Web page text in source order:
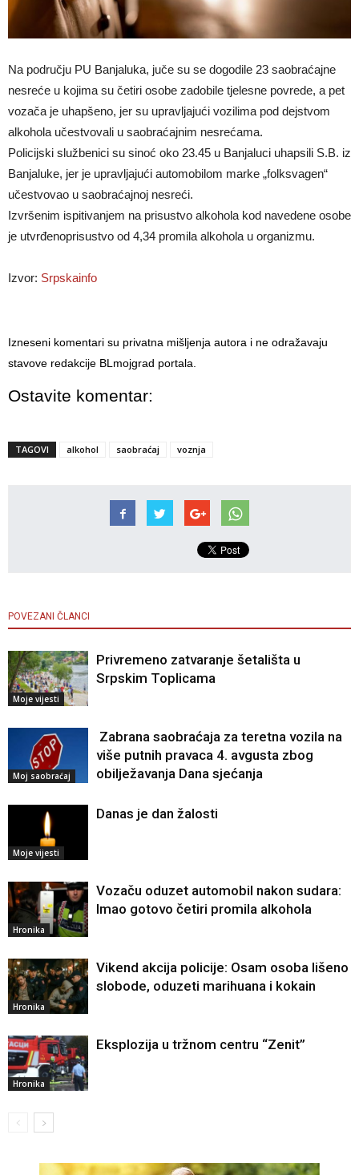
Na području PU Banjaluka, juče su se dogodile 23 saobraćajne
nesreće u kojima su četiri osobe zadobile tjelesne povrede, a pet
vozača je uhapšeno, jer su upravljajući vozilima pod dejstvom
alkohola učestvovali u saobraćajnim nesrećama.
Policijski službenici su sinoć oko 23.45 u Banjaluci uhapsili S.B. iz
Banjaluke, jer je upravljajući automobilom marke „folksvagen“
učestvovao u saobraćajnoj nesreći.
Izvršenim ispitivanjem na prisustvo alkohola kod navedene osobe
je utvrđenoprisustvo od 4,34 promila alkohola u organizmu.
Izvor: Srpskainfo
Izneseni komentari su privatna mišljenja autora i ne odražavaju
stavove redakcije BLmojgrad portala.
Ostavite komentar:
TAGOVI alkohol saobraćaj voznja
POVEZANI ČLANCI
Moje vijesti
Privremeno zatvaranje šetališta u
Srpskim Toplicama
Moj saobraćaj
Zabrana saobraćaja za teretna vozila na
više putnih pravaca 4. avgusta zbog
obilježavanja Dana sjećanja
Moje vijesti
Danas je dan žalosti
Hronika
Vozaču oduzet automobil nakon sudara:
Imao gotovo četiri promila alkohola
Hronika
Vikend akcija policije: Osam osoba lišeno
slobode, oduzeti marihuana i kokain
Hronika
Eksplozija u tržnom centru “Zenit”